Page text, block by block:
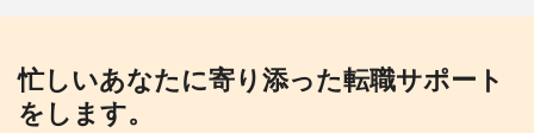
忙しいあなたに寄り添った転職サポート
をします。